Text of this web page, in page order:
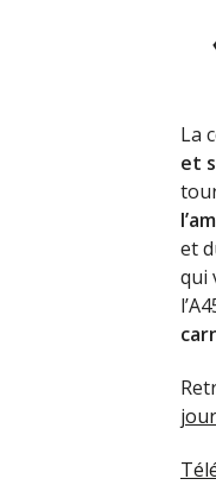
La
et
et
qui